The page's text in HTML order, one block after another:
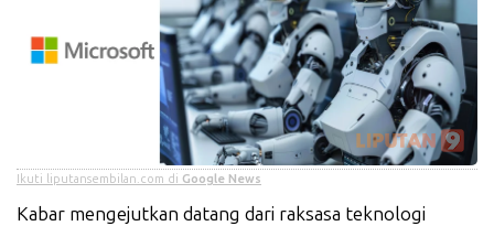
Ikuti liputansembilan.com di Google News
Kabar mengejutkan datang dari raksasa teknologi